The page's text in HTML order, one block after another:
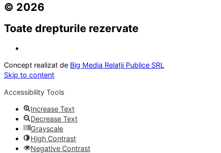
© 2026
Toate drepturile rezervate
Concept realizat de Big Media Relații Publice SRL
Skip to content
Accessibility Tools
Increase Text
Decrease Text
Grayscale
High Contrast
Negative Contrast